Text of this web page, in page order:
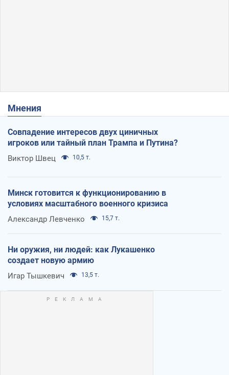
Мнения
Совпадение интересов двух циничных
игроков или тайный план Трампа и Путина?
Виктор Швец 10,5 т.
Минск готовится к функционированию в
условиях масштабного военного кризиса
Александр Левченко 15,7 т.
Ни оружия, ни людей: как Лукашенко
создает новую армию
Игар Тышкевич 13,5 т.